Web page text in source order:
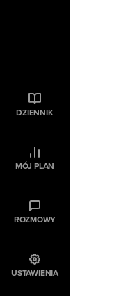
DZIENNIK
MÓJ PLAN
ROZMOWY
USTAWIENIA